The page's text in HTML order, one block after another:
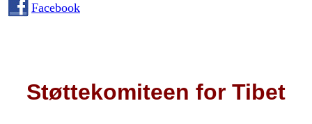
Facebook
Støttekomiteen for Tibet